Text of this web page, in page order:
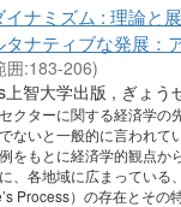
ナミズム : 理論と
ナティブな発展：
囲:183-206)
智大学出版 , ぎょ
クターに関する経済学
ないと一般的に言われ
をもとに経済学的観点
、各地域に広まっている
Process）の存在とその